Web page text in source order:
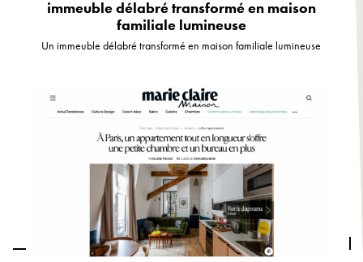
immeuble délabré transformé en maison
familiale lumineuse
Un immeuble délabré transformé en maison familiale lumineuse